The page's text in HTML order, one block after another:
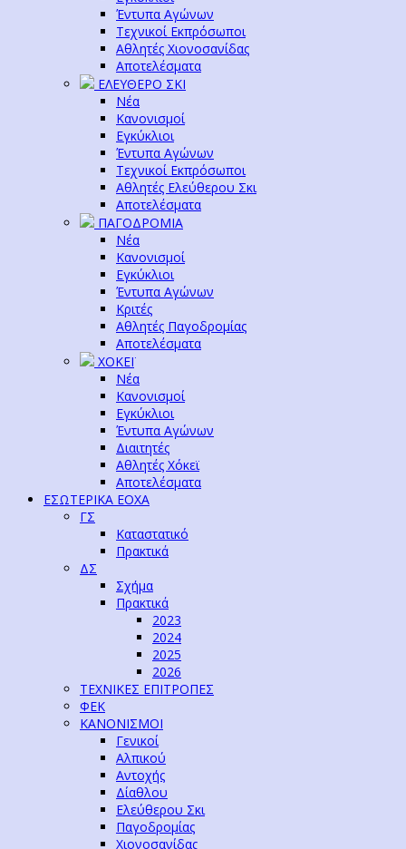
Έντυπα Αγώνων
Τεχνικοί Εκπρόσωποι
Αθλητές Χιονοσανίδας
Αποτελέσματα
ΕΛΕΥΘΕΡΟ ΣΚΙ
Νέα
Κανονισμοί
Εγκύκλιοι
Έντυπα Αγώνων
Τεχνικοί Εκπρόσωποι
Αθλητές Ελεύθερου Σκι
Αποτελέσματα
ΠΑΓΟΔΡΟΜΙΑ
Νέα
Κανονισμοί
Εγκύκλιοι
Έντυπα Αγώνων
Κριτές
Αθλητές Παγοδρομίας
Αποτελέσματα
ΧΟΚΕΪ
Νέα
Κανονισμοί
Εγκύκλιοι
Έντυπα Αγώνων
Διαιτητές
Αθλητές Χόκεϊ
Αποτελέσματα
ΕΣΩΤΕΡΙΚΑ ΕΟΧΑ
ΓΣ
Καταστατικό
Πρακτικά
ΔΣ
Σχήμα
Πρακτικά
2023
2024
2025
2026
ΤΕΧΝΙΚΕΣ ΕΠΙΤΡΟΠΕΣ
ΦΕΚ
ΚΑΝΟΝΙΣΜΟΙ
Γενικοί
Αλπικού
Αντοχής
Δίαθλου
Ελεύθερου Σκι
Παγοδρομίας
Χιονοσανίδας